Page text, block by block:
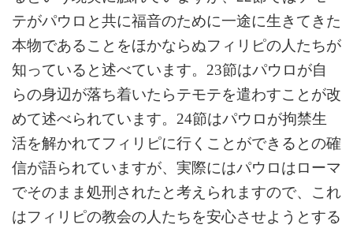
テがパウロと共に福音のために一途に生きてきた
本物であることをほかならぬフィリピの人たちが
知っていると述べています。23節はパウロが自
らの身辺が落ち着いたらテモテを遣わすことが改
めて述べられています。24節はパウロが拘禁生
活を解かれてフィリピに行くことができるとの確
信が語られていますが、実際にはパウロはローマ
でそのまま処刑されたと考えられますので、これ
はフィリピの教会の人たちを安心させようとする